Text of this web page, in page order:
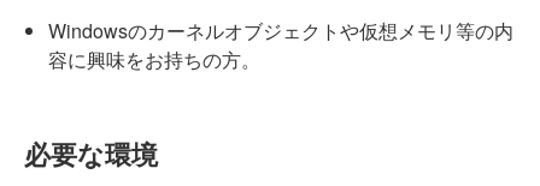
Windowsのカーネルオブジェクトや仮想メモリ等の内
容に興味をお持ちの方。
必要な環境